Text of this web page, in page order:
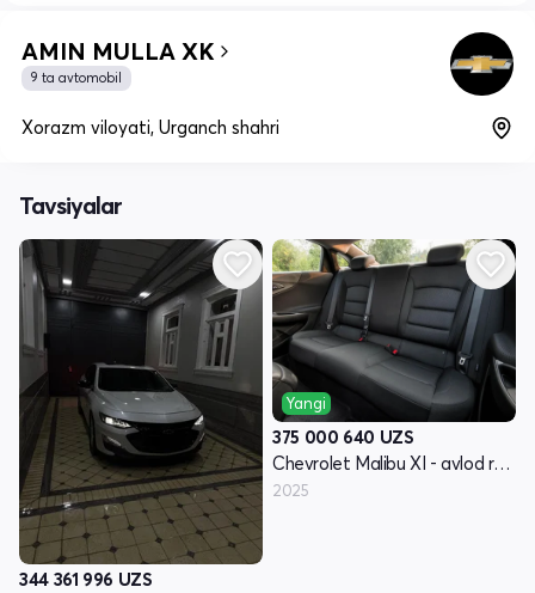
AMIN MULLA XK
9 ta avtomobil
Xorazm viloyati, Urganch shahri
Tavsiyalar
344 361 996 UZS
Yangi
375 000 640 UZS
Chevrolet Malibu XI - avlod restyling
2025